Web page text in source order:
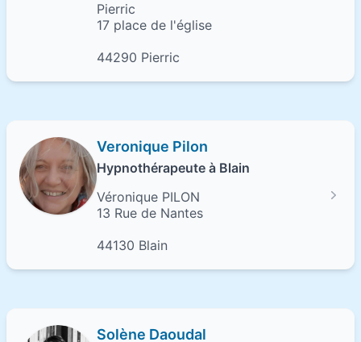
Pierric
17 place de l'église
44290 Pierric
Veronique Pilon
Hypnothérapeute à Blain
Véronique PILON
13 Rue de Nantes
44130 Blain
Solène Daoudal